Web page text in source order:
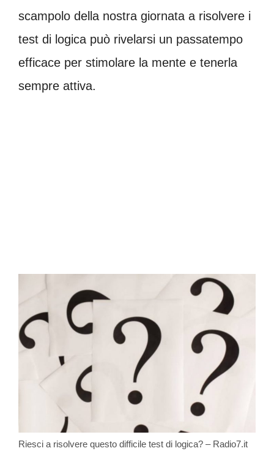
scampolo della nostra giornata a risolvere i
test di logica può rivelarsi un passatempo
efficace per stimolare la mente e tenerla
sempre attiva.
Riesci a risolvere questo difficile test di logica? – Radio7.it